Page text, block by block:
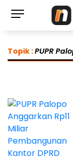
Topik :PUPR